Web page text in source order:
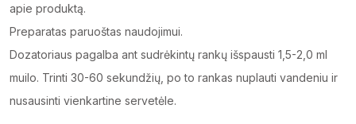
apie produktą.
Preparatas paruoštas naudojimui.
Dozatoriaus pagalba ant sudrėkintų rankų išspausti 1,5-2,0 ml
muilo. Trinti 30-60 sekundžių, po to rankas nuplauti vandeniu ir
nusausinti vienkartine servetėle.